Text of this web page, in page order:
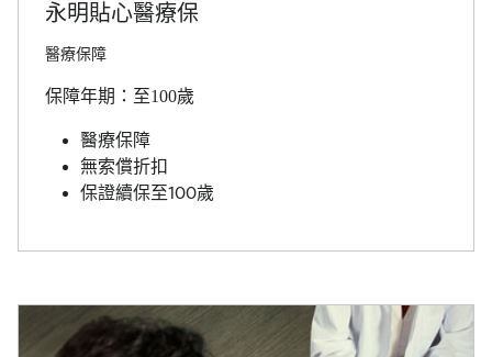
永明貼心醫療保
醫療保障
保障年期：至100歲
醫療保障
無索償折扣
保證續保至100歲